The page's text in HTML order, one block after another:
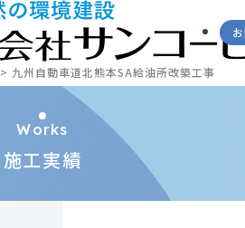
> 九州自動車道北熊本SA給油所改築工事
Works
施工実績